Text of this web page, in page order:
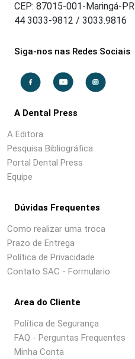
CEP: 87015-001-Maringá-PR
44 3033-9812 / 3033.9816
Siga-nos nas Redes Sociais
A Dental Press
A Editora
Pesquisa Bibliográfica
Portal Dental Press
Equipe
Dúvidas Frequentes
Como realizar uma troca
Prazo de Entrega
Política de Privacidade
Contato SAC - Formulario
Area do Cliente
Política de Segurança
FAQ - Perguntas Frequentes
Minha Conta